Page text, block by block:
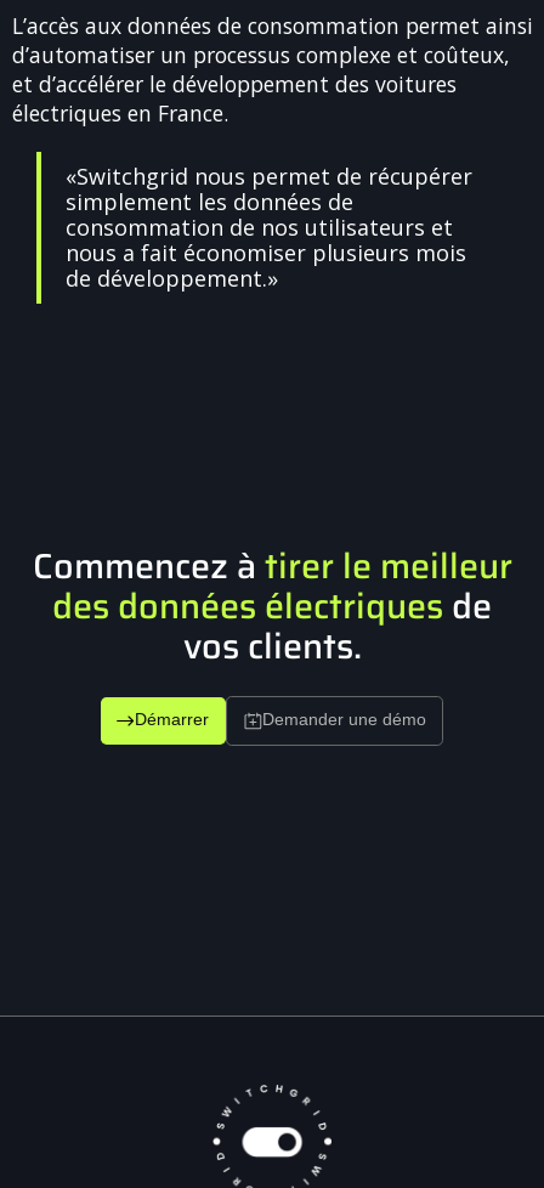
L’accès aux données de consommation permet ainsi
d’automatiser un processus complexe et coûteux,
et d’accélérer le développement des voitures
électriques en France.
«Switchgrid nous permet de récupérer
simplement les données de
consommation de nos utilisateurs et
nous a fait économiser plusieurs mois
de développement.»
Commencez àtirer le meilleur
des données électriquesde
vos clients.
Démarrer Demander une démo